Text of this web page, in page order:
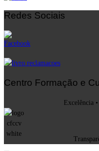
Redes Sociais
Centro Formação e
Excelência